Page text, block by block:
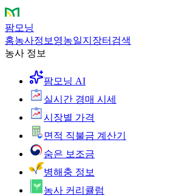
팜모닝
홈농사정보 영농일지 장터 검색
농사 정보
팜모닝 AI
실시간 경매 시세
시장별 가격
면적 직불금 계산기
숨은 보조금
병해충 정보
농사 커리큘럼